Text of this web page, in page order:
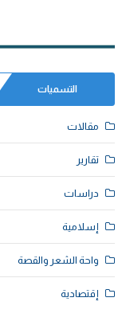
التسميات
مقالات
تقارير
دراسات
إسلامية
واحة الشعر والقصة
إقتصادية